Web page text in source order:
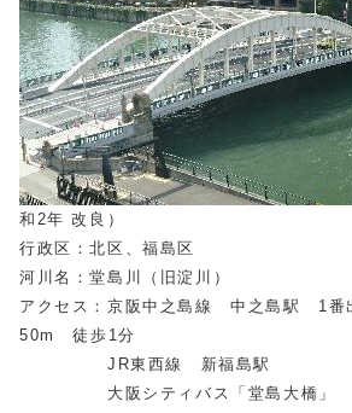
和2年 改良）
行政区：北区、福島区
河川名：堂島川（旧淀川）
アクセス：京阪中之島線 中之島駅 1
50m 徒歩1分
JR東西線 新福島駅
大阪シティバス「堂島大橋」